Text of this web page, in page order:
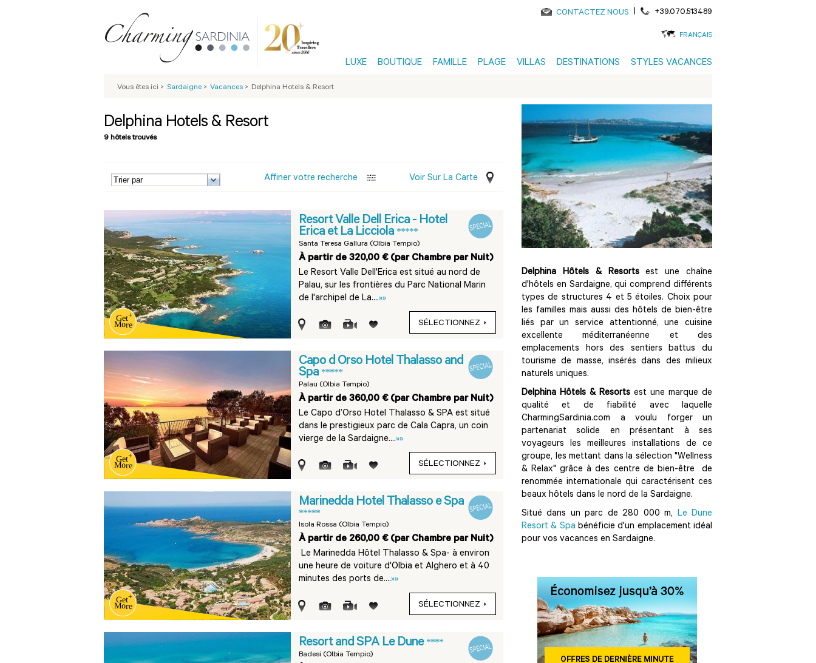
CONTACTEZ NOUS | +39.070.513489
FRANÇAIS
LUXE BOUTIQUE FAMILLE PLAGE VILLAS DESTINATIONS STYLES VACANCES
Vous êtes ici > Sardaigne > Vacances > Delphina Hotels & Resort
Delphina Hotels & Resort
9 hôtels trouvés
Affiner votre recherche Voir Sur La Carte
Resort Valle Dell Erica - Hotel
Erica et La Licciola *****
Santa Teresa Gallura (Olbia Tempio)
À partir de 320,00 € (par Chambre par Nuit)
Le Resort Valle Dell'Erica est situé au nord de
Palau, sur les frontières du Parc National Marin
de l'archipel de La....»»
SÉLECTIONNEZ
Capo d Orso Hotel Thalasso and
Spa *****
Palau (Olbia Tempio)
À partir de 360,00 € (par Chambre par Nuit)
Le Capo d’Orso Hotel Thalasso & SPA est situé
dans le prestigieux parc de Cala Capra, un coin
vierge de la Sardaigne....»»
SÉLECTIONNEZ
Marinedda Hotel Thalasso e Spa
*****
Isola Rossa (Olbia Tempio)
À partir de 260,00 € (par Chambre par Nuit)
Le Marinedda Hôtel Thalasso & Spa- à environ
une heure de voiture d'Olbia et Alghero et à 40
minutes des ports de....»»
SÉLECTIONNEZ
Resort and SPA Le Dune ****
Badesi (Olbia Tempio)
Delphina Hôtels & Resortsest une chaîne
d'hôtels en Sardaigne, qui comprend différents
types de structures 4 et 5 étoiles. Choix pour
les familles mais aussi des hôtels de bien-être
liés par un service attentionné, une cuisine
excellente méditerranéenne et des
emplacements hors des sentiers battus du
tourisme de masse, insérés dans des milieux
naturels uniques.
Delphina Hôtels & Resorts est une marque de
qualité et de fiabilité avec laquelle
CharmingSardinia.com a voulu forger un
partenariat solide en présentant à ses
voyageurs les meilleures installations de ce
groupe, les mettant dans la sélection "Wellness
& Relax" grâce à des centre de bien-être de
renommée internationale qui caractérisent ces
beaux hôtels dans le nord de la Sardaigne.
Situé dans un parc de 280 000 m, Le Dune
Resort & Spa bénéficie d'un emplacement idéal
pour vos vacances en Sardaigne.